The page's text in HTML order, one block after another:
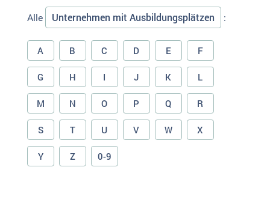
Alle Unternehmen mit Ausbildungsplätzen :
A B C D E F
G H I J K L
M N O P Q R
S T U V W X
Y Z 0-9